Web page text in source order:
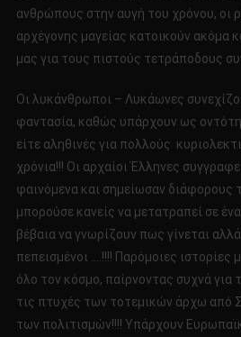
ανθρώπους στην αυγή του χρόνου, οι
αρχέγονης μαγείας κατοικούν ακόμα
μας για τους πιστούς τετράποδους
Οι λυκάνθρωποι – Λυκάωνες
φαντασία, καθώς υπάρχουν ως
είτε αληθινές για πολλούς
χρόνια!!! Οι αρχαίοι Έλληνες
φαινόμενα και σημείωσαν διάφορους
μπορούσε κανείς να μετατραπεί σε
βέβαια να γνωρίζουν πως γίνεται
πεπεισμένοι ….!!!! Παρόμοιες ιστορίες
όλο τον κόσμο, παίρνοντας συχνά για
τις πτυχές των τοτεμικών άρχω από
των πολιτισμών!!!! Υπάρχουν